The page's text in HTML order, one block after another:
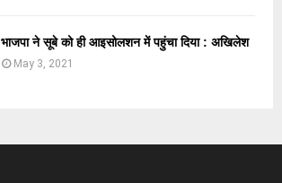
भाजपा ने सूबे को ही आइसोलशन में पहुंचा दिया : अखिलेश
May 3, 2021